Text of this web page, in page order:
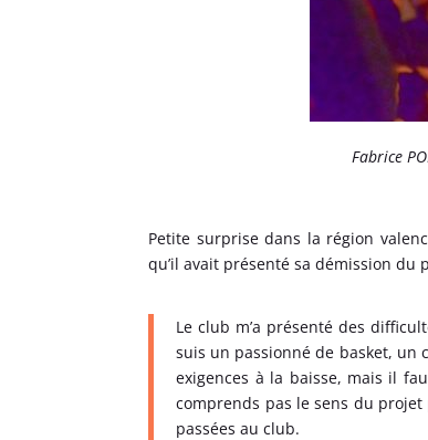
Fabrice
Petite surprise dans la région
qu’il avait présenté sa démission du
Le club m’a présenté des
suis un passionné de basket, un
exigences à la baisse, mais il
comprends pas le sens du
passées au club.